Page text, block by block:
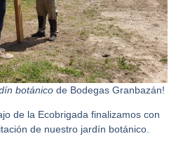
botánico de Bodegas Granbazán!
de la Ecobrigada finalizamos con
de nuestro jardín botánico.